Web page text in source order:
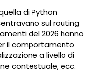
di Python
sul routing
del 2026 hanno
il comportamento
a livello di
contestuale, ecc.